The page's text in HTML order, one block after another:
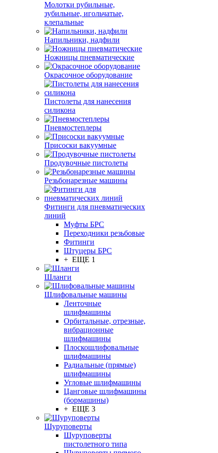
Молотки рубильные,
зубильные, игольчатые,
клепальные
Напильники, надфили
Ножницы пневматические
Окрасочное оборудование
Пистолеты для нанесения
силикона
Пневмостеплеры
Присоски вакуумные
Продувочные пистолеты
Резьбонарезные машины
Фитинги для пневматических
линий
Муфты БРС
Переходники резьбовые
Фитинги
Штуцеры БРС
+ ЕЩЕ 1
Шланги
Шлифовальные машины
Ленточные
шлифмашины
Орбитальные, отрезные,
вибрационные
шлифмашины
Плоскошлифовальные
шлифмашины
Радиальные (прямые)
шлифмашины
Угловые шлифмашины
Цанговые шлифмашины
(бормашины)
+ ЕЩЕ 3
Шуруповерты
Шуруповерты
пистолетного типа